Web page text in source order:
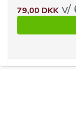
79,00 DKKv/